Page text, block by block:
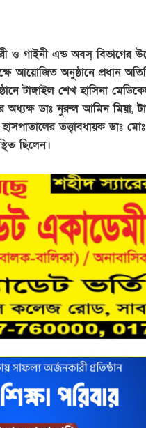
ও গাইনী এন্ড অবস্ বিভাগের
আয়োজিত অনুষ্ঠানে প্রধান
টাঙ্গাইল শেখ হাসিনা
ডাঃ নুরুল আমিন মিয়া,
তত্ত্বাবধায়ক ডাঃ
ছিলেন।